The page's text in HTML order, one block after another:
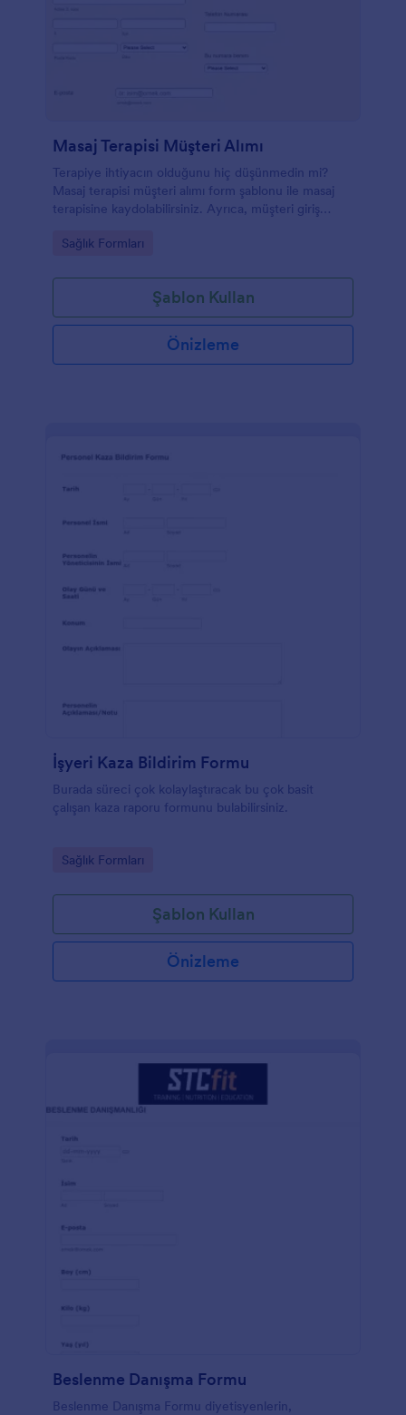
Masaj Terapisi Müşteri Alımı
Terapiye ihtiyacın olduğunu hiç düşünmedin mi?
Masaj terapisi müşteri alımı form şablonu ile masaj
terapisine kaydolabilirsiniz. Ayrıca, müşteri giriş
terapisi alımı kişisel bilgiler, iletişim bilgileri, patoloji
sorular içerir.
Go to Category:
Sağlık Formları
Şablon Kullan
Önizleme
İşyeri Kaza Bildirim Formu
Burada süreci çok kolaylaştıracak bu çok basit
çalışan kaza raporu formunu bulabilirsiniz.
Go to Category:
Sağlık Formları
Şablon Kullan
Önizleme
Beslenme Danışma Formu
Beslenme Danışma Formu diyetisyenlerin,